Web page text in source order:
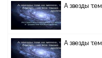
А звезды
А звезды